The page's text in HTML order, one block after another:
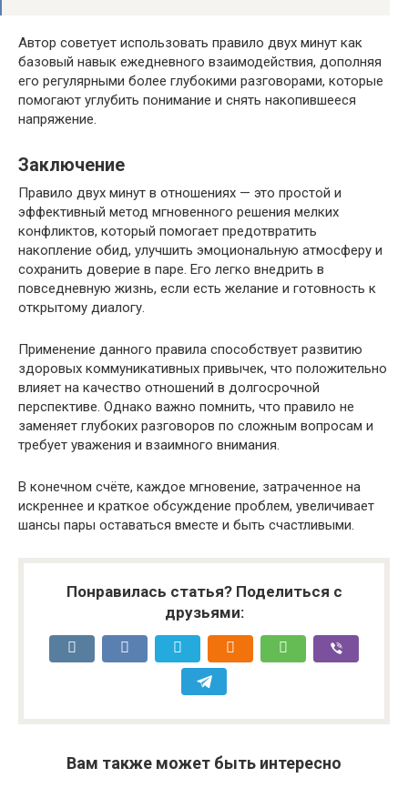
Автор советует использовать правило двух минут как
базовый навык ежедневного взаимодействия, дополняя
его регулярными более глубокими разговорами, которые
помогают углубить понимание и снять накопившееся
напряжение.
Заключение
Правило двух минут в отношениях — это простой и
эффективный метод мгновенного решения мелких
конфликтов, который помогает предотвратить
накопление обид, улучшить эмоциональную атмосферу и
сохранить доверие в паре. Его легко внедрить в
повседневную жизнь, если есть желание и готовность к
открытому диалогу.
Применение данного правила способствует развитию
здоровых коммуникативных привычек, что положительно
влияет на качество отношений в долгосрочной
перспективе. Однако важно помнить, что правило не
заменяет глубоких разговоров по сложным вопросам и
требует уважения и взаимного внимания.
В конечном счёте, каждое мгновение, затраченное на
искреннее и краткое обсуждение проблем, увеличивает
шансы пары оставаться вместе и быть счастливыми.
Понравилась статья? Поделиться с
друзьями:
Вам также может быть интересно